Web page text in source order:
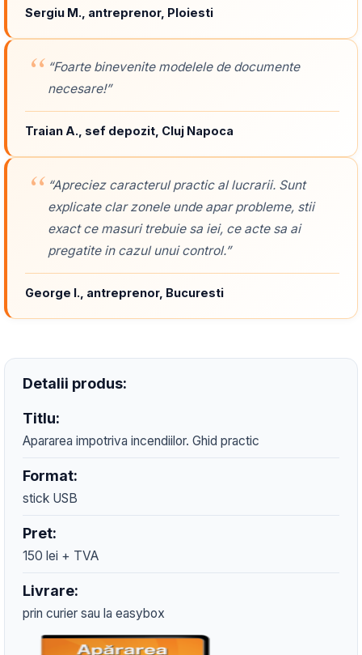
Sergiu M., antreprenor, Ploiesti
“Foarte binevenite modelele de documente
necesare!”
Traian A., sef depozit, Cluj Napoca
“Apreciez caracterul practic al lucrarii. Sunt
explicate clar zonele unde apar probleme, stii
exact ce masuri trebuie sa iei, ce acte sa ai
pregatite in cazul unui control.”
George I., antreprenor, Bucuresti
Detalii produs:
Titlu:
Apararea impotriva incendiilor. Ghid practic
Format:
stick USB
Pret:
150 lei + TVA
Livrare:
prin curier sau la easybox